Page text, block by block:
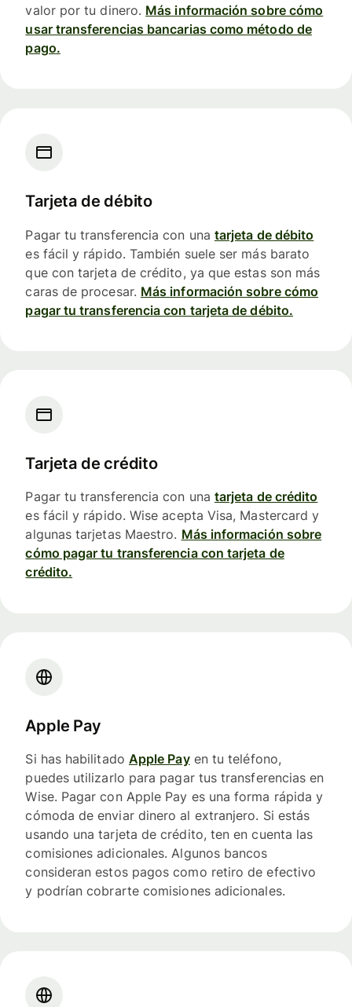
valor por tu dinero. Más información sobre cómo
usar transferencias bancarias como método de
pago.
Tarjeta de débito
Pagar tu transferencia con una tarjeta de débito
es fácil y rápido. También suele ser más barato
que con tarjeta de crédito, ya que estas son más
caras de procesar. Más información sobre cómo
pagar tu transferencia con tarjeta de débito.
Tarjeta de crédito
Pagar tu transferencia con una tarjeta de crédito
es fácil y rápido. Wise acepta Visa, Mastercard y
algunas tarjetas Maestro. Más información sobre
cómo pagar tu transferencia con tarjeta de
crédito.
Apple Pay
Si has habilitado Apple Payen tu teléfono,
puedes utilizarlo para pagar tus transferencias en
Wise. Pagar con Apple Pay es una forma rápida y
cómoda de enviar dinero al extranjero. Si estás
usando una tarjeta de crédito, ten en cuenta las
comisiones adicionales. Algunos bancos
consideran estos pagos como retiro de efectivo
y podrían cobrarte comisiones adicionales.